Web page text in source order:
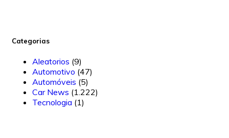
Categorias
Aleatorios (9)
Automotivo (47)
Automóveis (5)
Car News (1.222)
Tecnologia (1)